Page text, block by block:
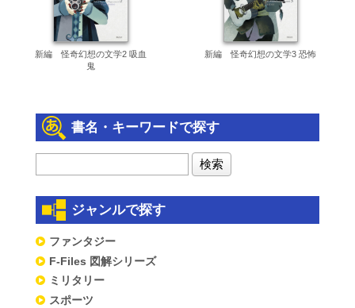
新編 怪奇幻想の文学2 吸血
鬼
新編 怪奇幻想の文学3 恐怖
書名・キーワードで探す
ジャンルで探す
ファンタジー
F-Files 図解シリーズ
ミリタリー
スポーツ